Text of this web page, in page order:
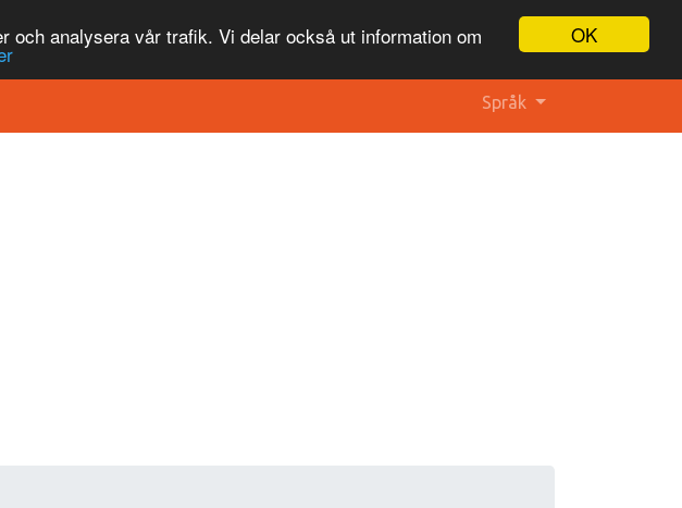
OK
och analysera vår trafik. Vi delar också ut information om
Språk